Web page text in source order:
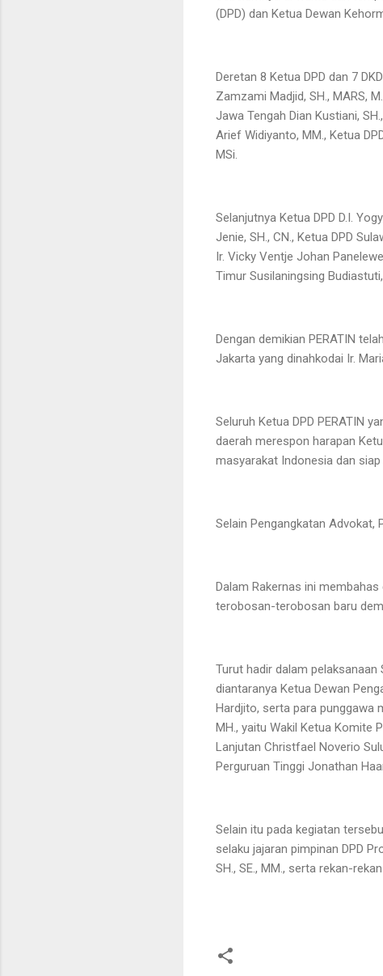
(DPD) dan Ketua Dewan
Deretan 8 Ketua DPD dan 7
Zamzami Madjid, SH., MARS,
Jawa Tengah Dian Kustiani,
Arief Widiyanto, MM., Ketua
MSi.
Selanjutnya Ketua DPD D.I.
Jenie, SH., CN., Ketua DPD
Ir. Vicky Ventje Johan
Timur Susilaningsing
Dengan demikian PERATIN
Jakarta yang dinahkodai Ir.
Seluruh Ketua DPD PERATIN
daerah merespon harapan
masyarakat Indonesia dan siap
Selain Pengangkatan Advokat,
Dalam Rakernas ini
terobosan-terobosan baru
Turut hadir dalam pelaksanaan
diantaranya Ketua Dewan
Hardjito, serta para punggawa
MH., yaitu Wakil Ketua Komite
Lanjutan Christfael Noverio
Perguruan Tinggi Jonathan
Selain itu pada kegiatan
selaku jajaran pimpinan DPD
SH., SE., MM., serta rekan-